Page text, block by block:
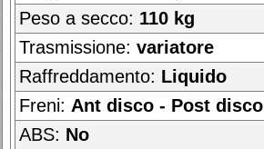
Peso a secco: 110 kg
Trasmissione: variatore
Raffreddamento: Liquido
Freni: Ant disco - Post disco
ABS: No